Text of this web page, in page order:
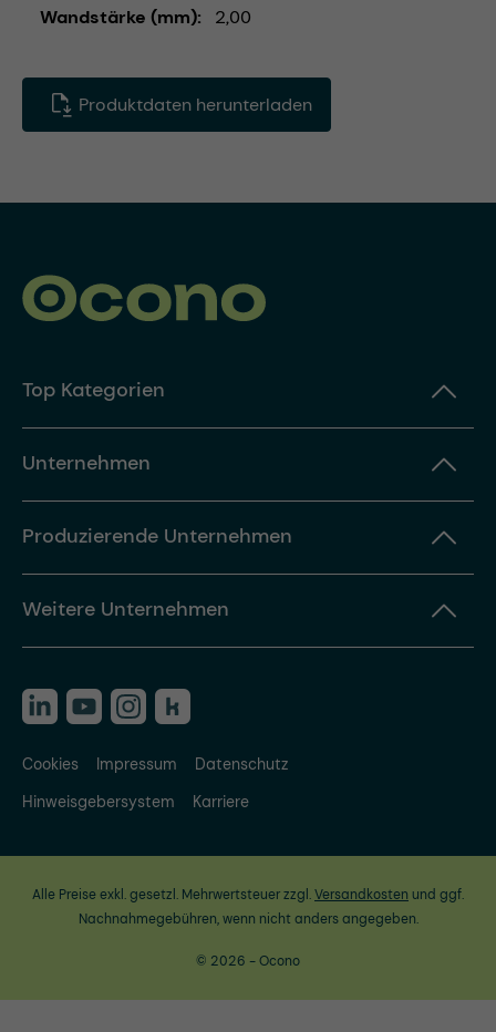
Wandstärke (mm) 2,00
Produktdaten herunterladen
Top Kategorien
Unternehmen
Produzierende Unternehmen
Weitere Unternehmen
Cookies Impressum
Datenschutz
Hinweisgebersystem
Karriere
Alle Preise exkl. gesetzl. Mehrwertsteuer zzgl.Versandkosten und ggf.
Nachnahmegebühren, wenn nicht anders angegeben.
© 2026 - Ocono